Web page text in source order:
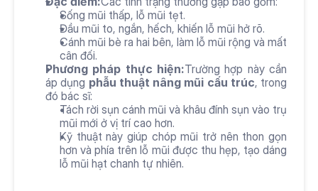
Sống mũi thấp, lỗ mũi tẹt.
Đầu mũi to, ngắn, hếch, khiến lỗ mũi hở rõ.
Cánh mũi bè ra hai bên, làm lỗ mũi rộng và mất
cân đối.
Phương pháp thực hiện:Trường hợp này cần
áp dụng phẫu thuật nâng mũi cấu trúc, trong
đó bác sĩ:
Tách rời sụn cánh mũi và khâu đính sụn vào trụ
mũi mới ở vị trí cao hơn.
Kỹ thuật này giúp chóp mũi trở nên thon gọn
hơn và phía trên lỗ mũi được thu hẹp, tạo dáng
lỗ mũi hạt chanh tự nhiên.